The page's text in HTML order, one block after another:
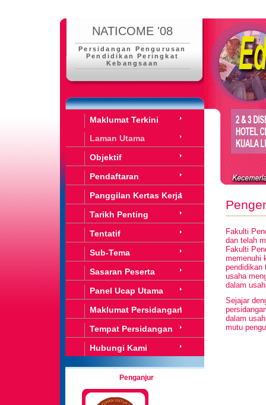
NATICOME '08
Persidangan Pengurusan
Pendidikan Peringkat
Kebangsaan
Maklumat Terkini
Laman Utama
Objektif
Pendaftaran
Panggilan Kertas Kerja
Tarikh Penting
Tentatif
Sub-Tema
Sasaran Peserta
Panel Ucap Utama
Maklumat Persidangan
Tempat Persidangan
Hubungi Kami
Penganjur
Fakulti
dan telah
Fakulti
memenuhi
pendidikan
usaha
dalam
Sejajar
dalam
mutu